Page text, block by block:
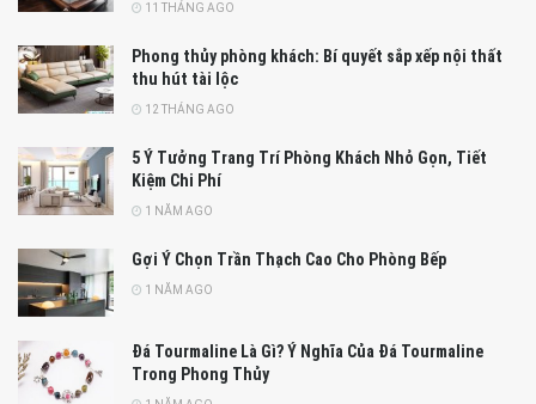
11 THÁNG AGO
Phong thủy phòng khách: Bí quyết sắp xếp nội thất
thu hút tài lộc
12 THÁNG AGO
5 Ý Tưởng Trang Trí Phòng Khách Nhỏ Gọn, Tiết
Kiệm Chi Phí
1 NĂM AGO
Gợi Ý Chọn Trần Thạch Cao Cho Phòng Bếp
1 NĂM AGO
Đá Tourmaline Là Gì? Ý Nghĩa Của Đá Tourmaline
Trong Phong Thủy